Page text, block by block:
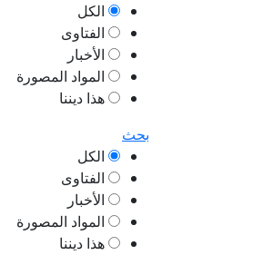
الكل
الفتاوى
الأخبار
المواد المصورة
هذا ديننا
بحث
الكل
الفتاوى
الأخبار
المواد المصورة
هذا ديننا